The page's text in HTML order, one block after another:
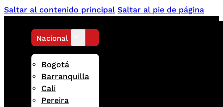
Saltar al contenido principal Saltar al pie de página
Nacional
Bogotá
Barranquilla
Cali
Pereira